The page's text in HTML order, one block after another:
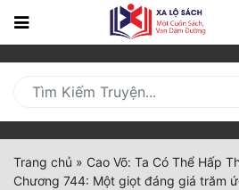
Trang
Mới
Cập
Nhật
(current)
Trang chủ » Cao Võ: Ta Có Thể Hấp
Chương 744: Một giọt đáng giá trăm